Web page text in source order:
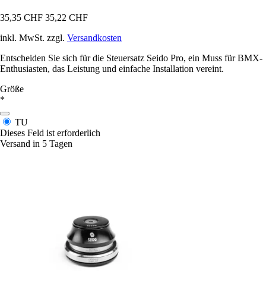
35,35 CHF 35,22 CHF
inkl. MwSt. zzgl. Versandkosten
Entscheiden Sie sich für die Steuersatz Seido Pro, ein Muss für BMX-
Enthusiasten, das Leistung und einfache Installation vereint.
Größe
*
TU
Dieses Feld ist erforderlich
Versand in 5 Tagen